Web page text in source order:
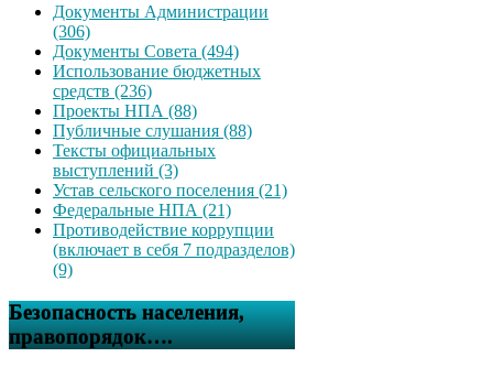
Документы Администрации
(306)
Документы Совета (494)
Использование бюджетных
средств (236)
Проекты НПА (88)
Публичные слушания (88)
Тексты официальных
выступлений (3)
Устав сельского поселения (21)
Федеральные НПА (21)
Противодействие коррупции
(включает в себя 7 подразделов)
(9)
Безопасность населения,
правопорядок….